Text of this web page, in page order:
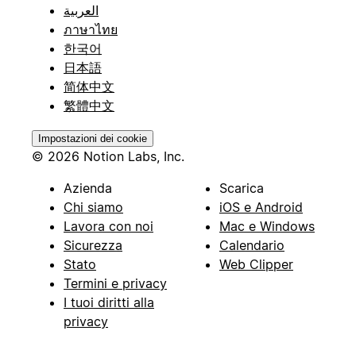
العربية
ภาษาไทย
한국어
日本語
简体中文
繁體中文
Impostazioni dei cookie
© 2026 Notion Labs, Inc.
Azienda
Chi siamo
Lavora con noi
Sicurezza
Stato
Termini e privacy
I tuoi diritti alla
privacy
Scarica
iOS e Android
Mac e Windows
Calendario
Web Clipper